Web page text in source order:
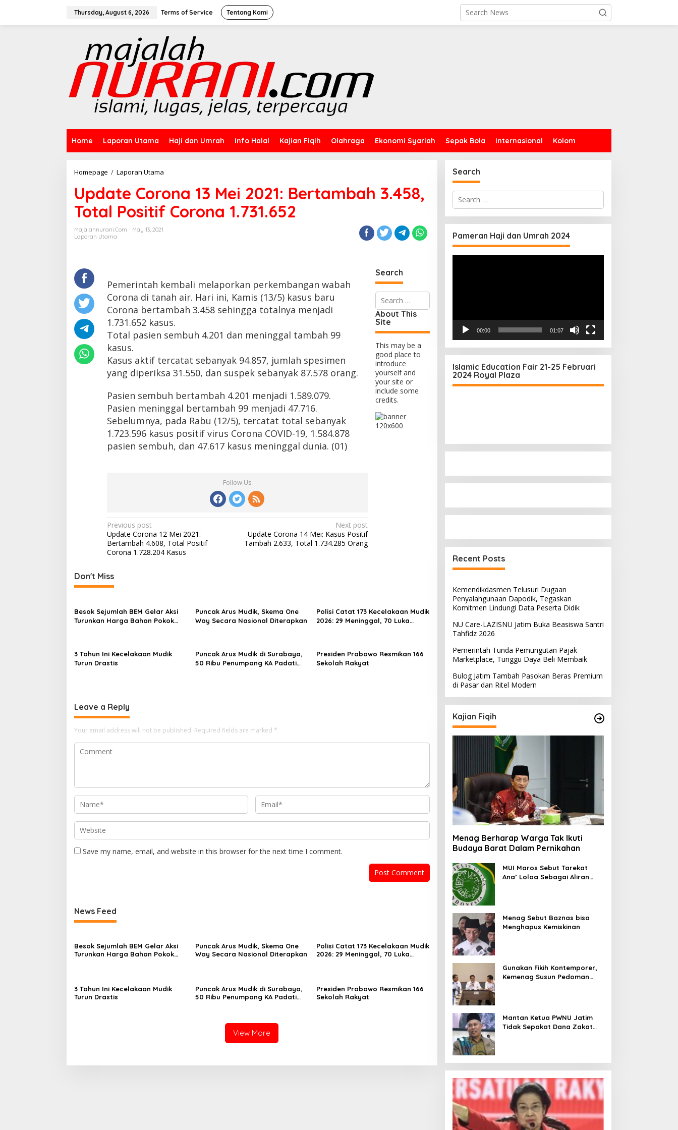
Thursday, August 6, 2026 Terms of Service Tentang Kami
Home Laporan Utama Haji dan Umrah Info Halal Kajian Fiqih Olahraga Ekonomi Syariah Sepak Bola Internasional Kolom
Homepage / Laporan Utama
13
Mei
2021:
Bertambah
Update Corona 13 Mei 2021: Bertambah 3.458,
Total Positif Corona 1.731.652
Majalahnurani.com
May 13, 2021
Laporan Utama
Pemerintah kembali melaporkan perkembangan wabah
Corona di tanah air. Hari ini, Kamis (13/5) kasus baru
Corona bertambah 3.458 sehingga totalnya menjadi
1.731.652 kasus.
Total pasien sembuh 4.201 dan meninggal tambah 99
kasus.
Kasus aktif tercatat sebanyak 94.857, jumlah spesimen
yang diperiksa 31.550, dan suspek sebanyak 87.578 orang.
Pasien sembuh bertambah 4.201 menjadi 1.589.079.
Pasien meninggal bertambah 99 menjadi 47.716.
Sebelumnya, pada Rabu (12/5), tercatat total sebanyak
1.723.596 kasus positif virus Corona COVID-19, 1.584.878
pasien sembuh, dan 47.617 kasus meninggal dunia. (01)
Follow Us
Post
navigation
Previous post
Update Corona 12 Mei 2021:
Bertambah 4.608, Total Positif
Corona 1.728.204 Kasus
Next post
Update Corona 14 Mei: Kasus Positif
Tambah 2.633, Total 1.734.285 Orang
Search
Search
for:
About This
Site
This may be a
good place to
introduce
yourself and
your site or
include some
credits.
Don't Miss
Besok Sejumlah BEM Gelar Aksi
Turunkan Harga Bahan Pokok
Puncak Arus Mudik, Skema One
Way Secara Nasional Diterapkan
Polisi Catat 173 Kecelakaan Mudik
2026: 29 Meninggal, 70 Luka
3 Tahun Ini Kecelakaan Mudik
Turun Drastis
Puncak Arus Mudik di Surabaya,
50 Ribu Penumpang KA Padati
Presiden Prabowo Resmikan 166
Sekolah Rakyat
Leave a Reply
Your email address will not be published. Required fields are marked *
Save my name, email, and website in this browser for the next time I comment.
News Feed
Besok Sejumlah BEM Gelar Aksi
Turunkan Harga Bahan Pokok
Puncak Arus Mudik, Skema One
Way Secara Nasional Diterapkan
Polisi Catat 173 Kecelakaan Mudik
2026: 29 Meninggal, 70 Luka
3 Tahun Ini Kecelakaan Mudik
Turun Drastis
Puncak Arus Mudik di Surabaya,
50 Ribu Penumpang KA Padati
Presiden Prabowo Resmikan 166
Sekolah Rakyat
View More
Search
Search
for:
Pameran Haji dan Umrah 2024
00:00 01:07
Islamic Education Fair 21-25 Februari
2024 Royal Plaza
Recent Posts
Kemendikdasmen Telusuri Dugaan
Penyalahgunaan Dapodik, Tegaskan
Komitmen Lindungi Data Peserta Didik
NU Care-LAZISNU Jatim Buka Beasiswa Santri
Tahfidz 2026
Pemerintah Tunda Pemungutan Pajak
Marketplace, Tunggu Daya Beli Membaik
Bulog Jatim Tambah Pasokan Beras Premium
di Pasar dan Ritel Modern
Kajian Fiqih
Menag Berharap Warga Tak Ikuti
Budaya Barat Dalam Pernikahan
MUI Maros Sebut Tarekat
Ana’ Loloa Sebagai Aliran
Menag Sebut Baznas bisa
Menghapus Kemiskinan
Gunakan Fikih Kontemporer,
Kemenag Susun Pedoman
Mantan Ketua PWNU Jatim
Tidak Sepakat Dana Zakat